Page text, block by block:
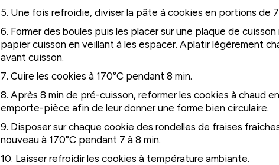
5. Une fois refroidie, diviser la pâte à cookies en portions de
6. Former des boules puis les placer sur une plaque de
papier cuisson en veillant à les espacer. Aplatir légèrement
avant cuisson.
7. Cuire les cookies à 170°C pendant 8 min.
8. Après 8 min de pré-cuisson, reformer les cookies à chaud
emporte-pièce afin de leur donner une forme bien circulaire.
9. Disposer sur chaque cookie des rondelles de fraises
nouveau à 170°C pendant 7 à 8 min.
10. Laisser refroidir les cookies à température ambiante.